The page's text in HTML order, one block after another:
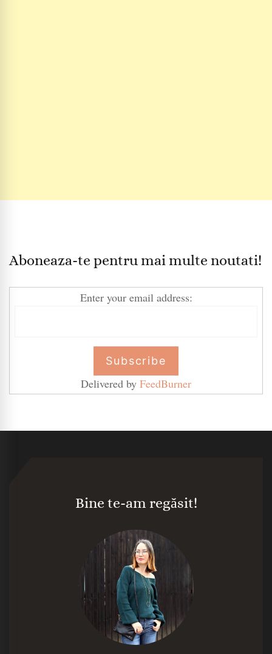
Aboneaza-te pentru mai multe noutati!
Enter your email address:
Delivered by FeedBurner
Bine te-am regăsit!